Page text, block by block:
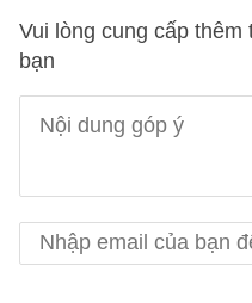
Vui lòng cung cấp
bạn